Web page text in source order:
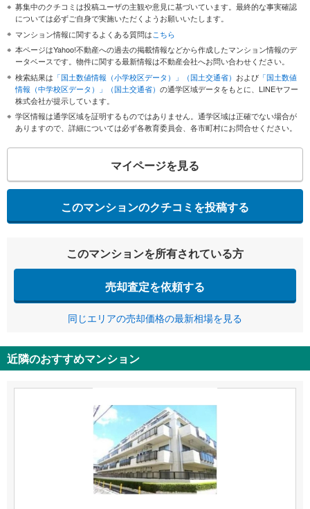
募集中のクチコミは投稿ユーザの主観や意見に基づいています。最終的な事実確認
については必ずご自身で実施いただくようお願いいたします。
マンション情報に関するよくある質問はこちら
本ページはYahoo!不動産への過去の掲載情報などから作成したマンション情報のデ
ータベースです。物件に関する最新情報は不動産会社へお問い合わせください。
検索結果は 「国土数値情報（小学校区データ）」（国土交通省） および 「国土数値
情報（中学校区データ）」（国土交通省） の通学区域データをもとに、LINEヤフー
株式会社が提示しています。
学区情報は通学区域を証明するものではありません。通学区域は正確でない場合が
ありますので、詳細については必ず各教育委員会、各市町村にお問合せください。
マイページを見る
このマンションのクチコミを投稿する
このマンションを所有されている方
売却査定を依頼する
同じエリアの売却価格の最新相場を見る
近隣のおすすめマンション